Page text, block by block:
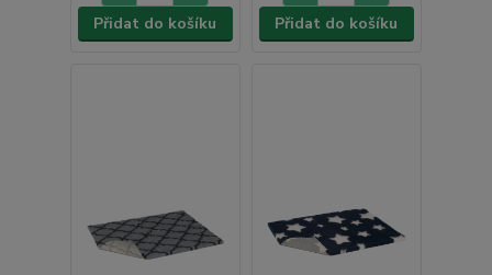
Přidat do košíku Přidat do košíku